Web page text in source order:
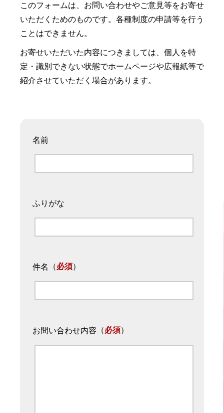
このフォームは、お問い合わせやご意見等をお寄せ
いただくためのものです。各種制度の申請等を行う
ことはできません。
お寄せいただいた内容につきましては、個人を特
定・識別できない状態でホームページや広報紙等で
紹介させていただく場合があります。
名前
ふりがな
件名 （必須）
お問い合わせ内容 （必須）